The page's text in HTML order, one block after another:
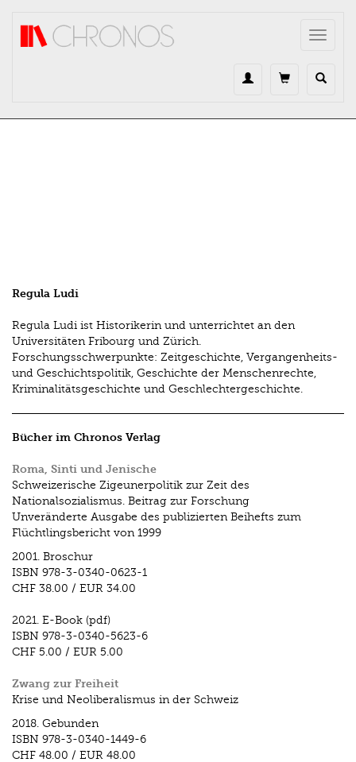
Toggle
Regula Ludi
Regula Ludi ist Historikerin und unterrichtet an den
Universitäten Fribourg und Zürich.
Forschungsschwerpunkte: Zeitgeschichte, Vergangenheits-
und Geschichtspolitik, Geschichte der Menschenrechte,
Kriminalitätsgeschichte und Geschlechtergeschichte.
Bücher im Chronos Verlag
Roma, Sinti und Jenische
Schweizerische Zigeunerpolitik zur Zeit des
Nationalsozialismus. Beitrag zur Forschung
Unveränderte Ausgabe des publizierten Beihefts zum
Flüchtlingsbericht von 1999
2001. Broschur
ISBN 978-3-0340-0623-1
CHF 38.00 / EUR 34.00
2021. E-Book (pdf)
ISBN 978-3-0340-5623-6
CHF 5.00 / EUR 5.00
Zwang zur Freiheit
Krise und Neoliberalismus in der Schweiz
2018. Gebunden
ISBN 978-3-0340-1449-6
CHF 48.00 / EUR 48.00